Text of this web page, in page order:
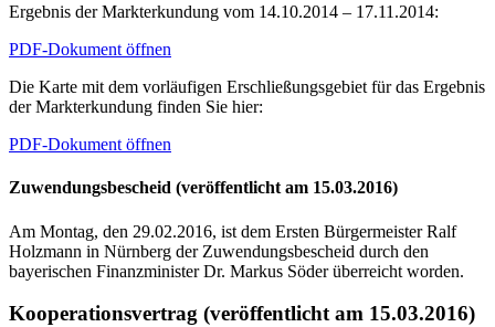
Ergebnis der Markterkundung vom 14.10.2014 – 17.11.2014:
PDF-Dokument öffnen
Die Karte mit dem vorläufigen Erschließungsgebiet für das Ergebnis
der Markterkundung finden Sie hier:
PDF-Dokument öffnen
Zuwendungsbescheid (veröffentlicht am 15.03.2016)
Am Montag, den 29.02.2016, ist dem Ersten Bürgermeister Ralf
Holzmann in Nürnberg der Zuwendungsbescheid durch den
bayerischen Finanzminister Dr. Markus Söder überreicht worden.
Kooperationsvertrag (veröffentlicht am 15.03.2016)